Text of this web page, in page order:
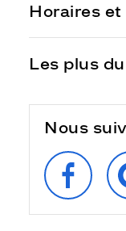
Horaires
Les plus
Nous
SUR